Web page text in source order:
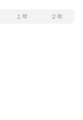
1 年 2 年